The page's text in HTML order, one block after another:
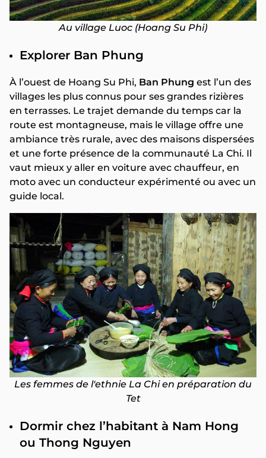
Au village Luoc (Hoang Su Phi)
Explorer Ban Phung
À l’ouest de Hoang Su Phi, Ban Phung est l’un des
villages les plus connus pour ses grandes rizières
en terrasses. Le trajet demande du temps car la
route est montagneuse, mais le village offre une
ambiance très rurale, avec des maisons dispersées
et une forte présence de la communauté La Chi. Il
vaut mieux y aller en voiture avec chauffeur, en
moto avec un conducteur expérimenté ou avec un
guide local.
Les femmes de l'ethnie La Chi en préparation du
Tet
Dormir chez l’habitant à Nam Hong
ou Thong Nguyen